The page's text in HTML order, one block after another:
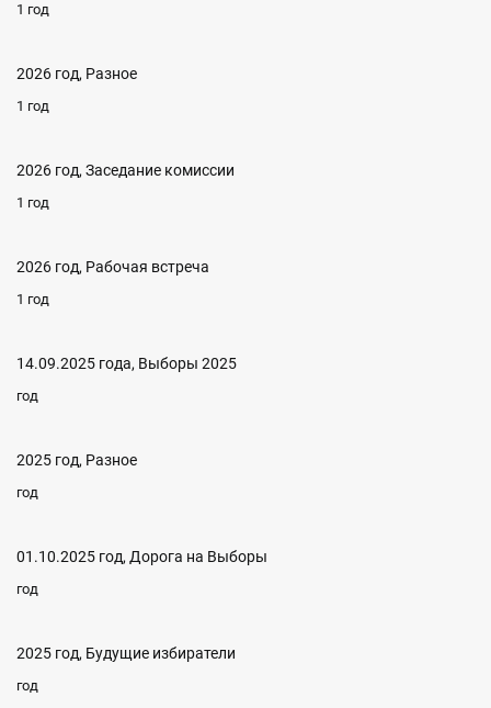
1 год
2026 год, Разное
1 год
2026 год, Заседание комиссии
1 год
2026 год, Рабочая встреча
1 год
14.09.2025 года, Выборы 2025
год
2025 год, Разное
год
01.10.2025 год, Дорога на Выборы
год
2025 год, Будущие избиратели
год